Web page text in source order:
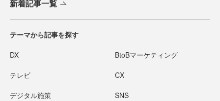
新着記事一覧
テーマから記事を探す
DX BtoBマーケティング
テレビ CX
デジタル施策 SNS